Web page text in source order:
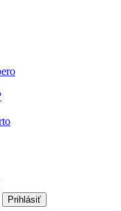
Prihlásiť